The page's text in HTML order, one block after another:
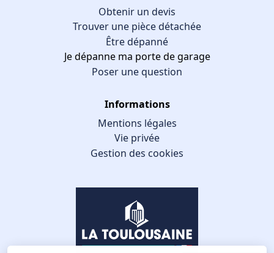
Obtenir un devis
Trouver une pièce détachée
Être dépanné
Je dépanne ma porte de garage
Poser une question
Informations
Mentions légales
Vie privée
Gestion des cookies